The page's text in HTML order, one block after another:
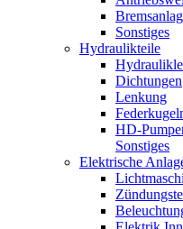
Sonstiges
Hydraulikteile
Dichtungen
Lenkung
HD-
Sonstiges
Elektrische